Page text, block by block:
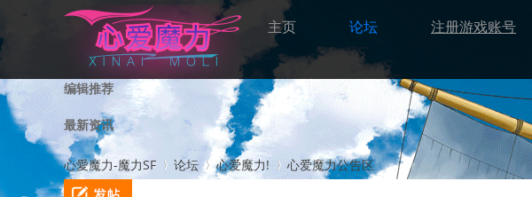
主页 论坛 注册游戏账号
编辑推荐
最新资讯
心愛魔力-魔力SF 论坛 心爱魔力!
心爱魔力公告区